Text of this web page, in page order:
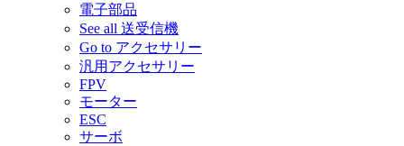
電子部品
See all 送受信機
Go to アクセサリー
汎用アクセサリー
FPV
モーター
ESC
サーボ